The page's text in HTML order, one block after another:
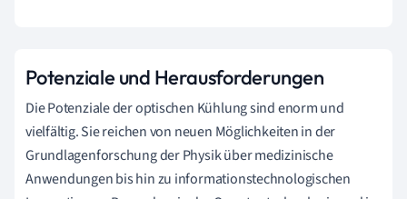
Potenziale und Herausforderungen
Die Potenziale der optischen Kühlung sind enorm und
vielfältig. Sie reichen von neuen Möglichkeiten in der
Grundlagenforschung der Physik über medizinische
Anwendungen bis hin zu informationstechnologischen